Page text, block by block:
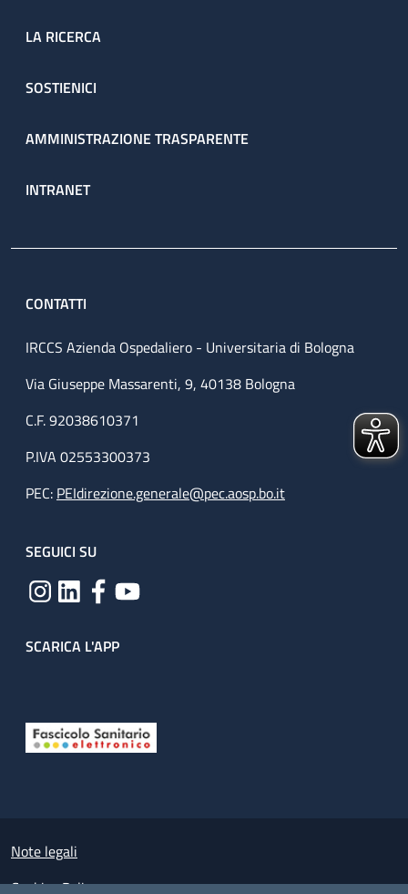
LA RICERCA
SOSTIENICI
AMMINISTRAZIONE TRASPARENTE
INTRANET
CONTATTI
IRCCS Azienda Ospedaliero - Universitaria di Bologna
Via Giuseppe Massarenti, 9, 40138 Bologna
C.F. 92038610371
P.IVA 02553300373
PEC: PEIdirezione.generale@pec.aosp.bo.it
SEGUICI SU
SCARICA L'APP
Small prints
Note legali
Cookies Policy